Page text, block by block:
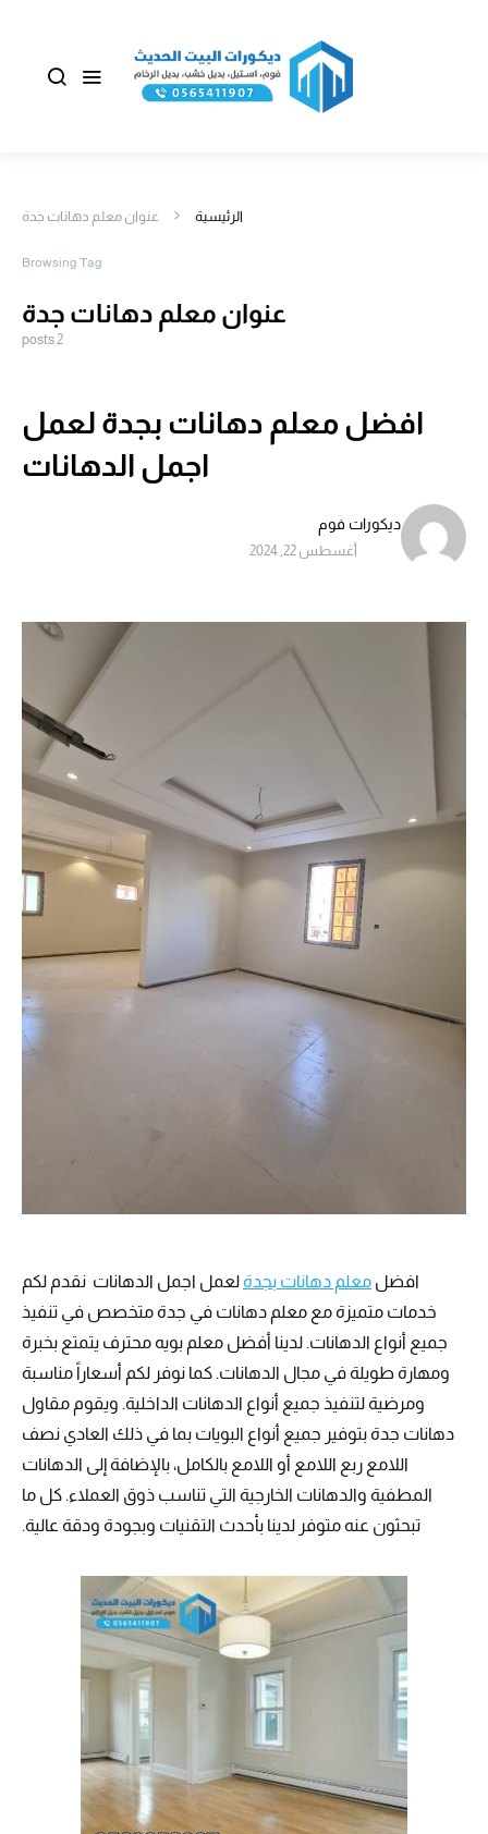
الرئيسية عنوان معلم دهانات جدة
Browsing Tag
عنوان معلم دهانات جدة
2 posts
افضل معلم دهانات بجدة لعمل
اجمل الدهانات
ديكورات فوم
أغسطس 22, 2024
افضل معلم دهانات بجدة لعمل اجمل الدهانات نقدم لكم
خدمات متميزة مع معلم دهانات في جدة متخصص في تنفيذ
جميع أنواع الدهانات. لدينا أفضل معلم بويه محترف يتمتع بخبرة
ومهارة طويلة في مجال الدهانات. كما نوفر لكم أسعاراً مناسبة
ومرضية لتنفيذ جميع أنواع الدهانات الداخلية. ويقوم مقاول
دهانات جدة بتوفير جميع أنواع البويات بما في ذلك العادي نصف
اللامع ربع اللامع أو اللامع بالكامل، بالإضافة إلى الدهانات
المطفية والدهانات الخارجية التي تناسب ذوق العملاء. كل ما
تبحثون عنه متوفر لدينا بأحدث التقنيات وبجودة ودقة عالية.